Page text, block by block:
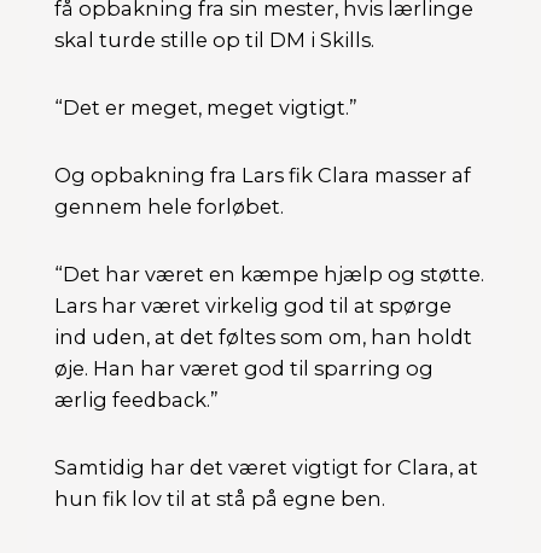
få opbakning fra sin mester, hvis lærlinge
skal turde stille op til DM i Skills.
“Det er meget, meget vigtigt.”
Og opbakning fra Lars fik Clara masser af
gennem hele forløbet.
“Det har været en kæmpe hjælp og støtte.
Lars har været virkelig god til at spørge
ind uden, at det føltes som om, han holdt
øje. Han har været god til sparring og
ærlig feedback.”
Samtidig har det været vigtigt for Clara, at
hun fik lov til at stå på egne ben.